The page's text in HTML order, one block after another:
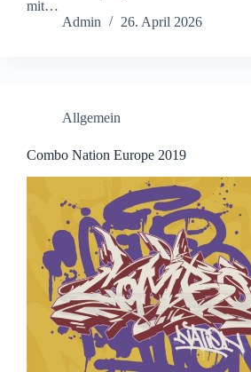
mit…
Admin
26. April 2026
Allgemein
Combo Nation Europe 2019